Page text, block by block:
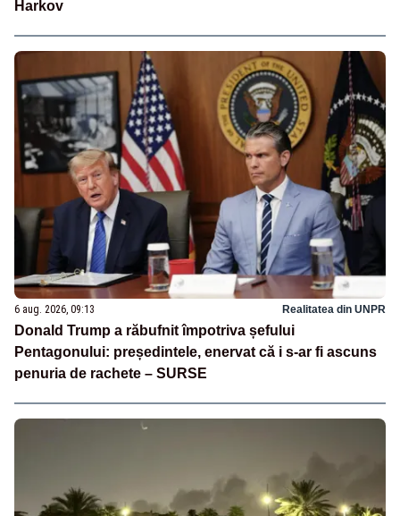
Harkov
6 aug. 2026, 09:13 Realitatea din UNPR
Donald Trump a răbufnit împotriva șefului
Pentagonului: președintele, enervat că i s-ar fi ascuns
penuria de rachete – SURSE